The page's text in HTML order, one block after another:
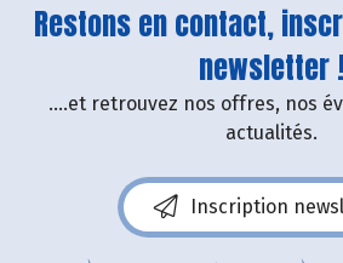
Restons en contact,
newsletter !
....et retrouvez nos offres, nos
actualités.
Inscription